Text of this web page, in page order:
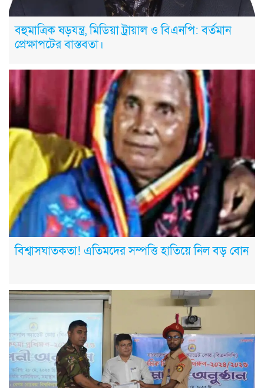
বহুমাত্রিক ষড়যন্ত্র, মিডিয়া ট্রায়াল ও বিএনপি: বর্তমান
প্রেক্ষাপটের বাস্তবতা।
বিশ্বাসঘাতকতা! এতিমদের সম্পত্তি হাতিয়ে নিল বড় বোন